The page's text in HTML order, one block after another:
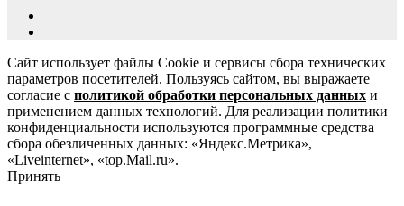
Сайт использует файлы Cookie и сервисы сбора технических
параметров посетителей. Пользуясь сайтом, вы выражаете
согласие с политикой обработки персональных данных и
применением данных технологий. Для реализации политики
конфиденциальности используются программные средства
сбора обезличенных данных: «Яндекс.Метрика»,
«Liveinternet», «top.Mail.ru».
Принять